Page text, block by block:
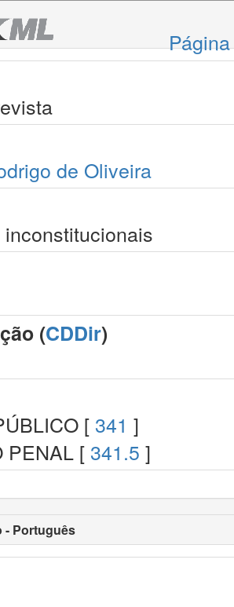
de Oliveira
(CDDir)
[ 341 ]
PENAL [ 341.5 ]
- Português